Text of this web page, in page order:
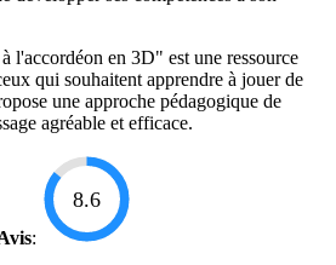
l'accordéon en 3D" est une ressource
qui souhaitent apprendre à jouer de
une approche pédagogique de
agréable et efficace.
:
8.6